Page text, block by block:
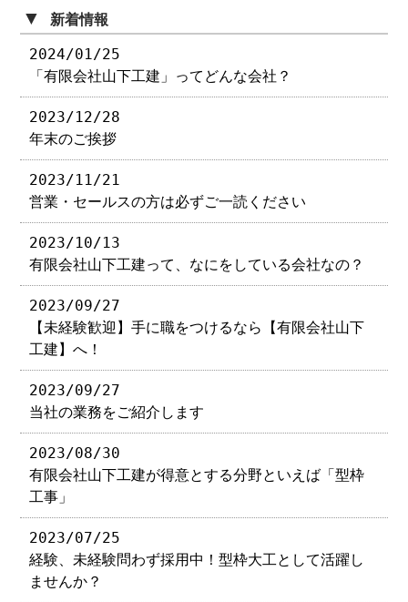
▼ 新着情報
2024/01/25
「有限会社山下工建」ってどんな会社？
2023/12/28
年末のご挨拶
2023/11/21
営業・セールスの方は必ずご一読ください
2023/10/13
有限会社山下工建って、なにをしている会社なの？
2023/09/27
【未経験歓迎】手に職をつけるなら【有限会社山下
工建】へ！
2023/09/27
当社の業務をご紹介します
2023/08/30
有限会社山下工建が得意とする分野といえば「型枠
工事」
2023/07/25
経験、未経験問わず採用中！型枠大工として活躍し
ませんか？